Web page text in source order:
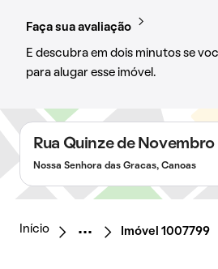
Faça sua avaliação
E descubra em dois minutos se
para alugar esse imóvel.
Rua Quinze de Novembro
Nossa Senhora das Gracas, Canoas
Início Imóvel 1007799